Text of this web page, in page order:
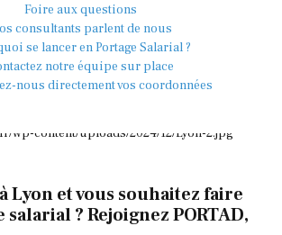
Foire aux questions
consultants parlent de nous
se lancer en Portage Salarial ?
notre équipe sur place
nous directement vos coordonnées
Lyon et vous souhaitez faire
? Rejoignez PORTAD,